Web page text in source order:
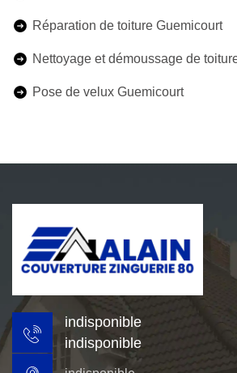
Réparation de toiture Guemicourt
Nettoyage et démoussage de
Pose de velux Guemicourt
indisponible
indisponible